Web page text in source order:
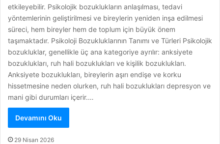
etkileyebilir. Psikolojik bozuklukların anlaşılması, tedavi
yöntemlerinin geliştirilmesi ve bireylerin yeniden inşa edilmesi
süreci, hem bireyler hem de toplum için büyük önem
taşımaktadır. Psikoloji Bozukluklarının Tanımı ve Türleri Psikolojik
bozukluklar, genellikle üç ana kategoriye ayrılır: anksiyete
bozuklukları, ruh hali bozuklukları ve kişilik bozuklukları.
Anksiyete bozuklukları, bireylerin aşırı endişe ve korku
hissetmesine neden olurken, ruh hali bozuklukları depresyon ve
mani gibi durumları içerir.…
Devamını Oku
29 Nisan 2026